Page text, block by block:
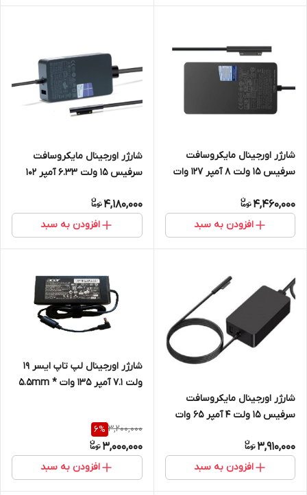
شارژر اورجینال مایکروسافت
سرفیس 15 ولت 8 آمپر 127 وات
4,460,000
افزودن به سبد
شارژر اورجینال مایکروسافت
سرفیس 15 ولت 6.33 آمپر 102
4,180,000
افزودن به سبد
شارژر اورجینال مایکروسافت
سرفیس 15 ولت 4 آمپر 65 وات
3,910,000
افزودن به سبد
شارژر اورجینال لپ تاپ ایسر 19
ولت 7.1 آمپر 135 وات 5.5mm *
3,200,000
6%
3,000,000
افزودن به سبد